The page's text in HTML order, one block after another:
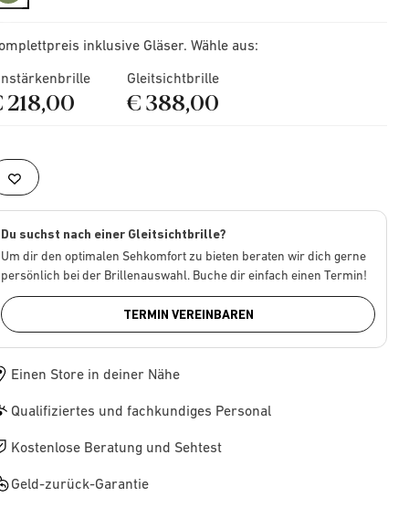
selected
inklusive Gläser. Wähle aus:
218,00
Gleitsichtbrille
€ 388,00
Du suchst nach einer Gleitsichtbrille?
Um dir den optimalen Sehkomfort zu bieten beraten wir dich gerne
persönlich bei der Brillenauswahl. Buche dir einfach einen Termin!
TERMIN VEREINBAREN
Einen Store in deiner Nähe
Qualifiziertes und fachkundiges Personal
Kostenlose Beratung und Sehtest
Geld-zurück-Garantie